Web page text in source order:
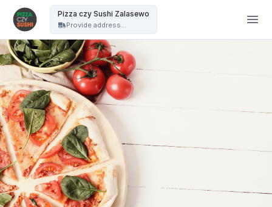
Pizza czy Sushi Zalasewo
Provide address...